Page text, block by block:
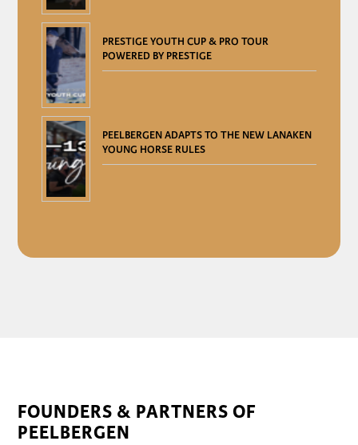
PRESTIGE YOUTH CUP & PRO TOUR
POWERED BY PRESTIGE
PEELBERGEN ADAPTS TO THE NEW LANAKEN
YOUNG HORSE RULES
FOUNDERS & PARTNERS OF
PEELBERGEN